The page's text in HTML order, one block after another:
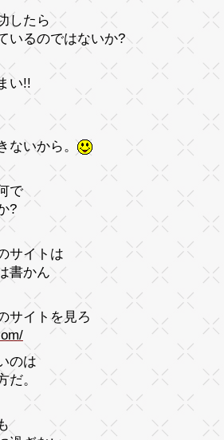
功したら
いるのではないか?
い!!
ないから。
で
?
のサイトは
書かん
サイトを見ろ
のは
だ。